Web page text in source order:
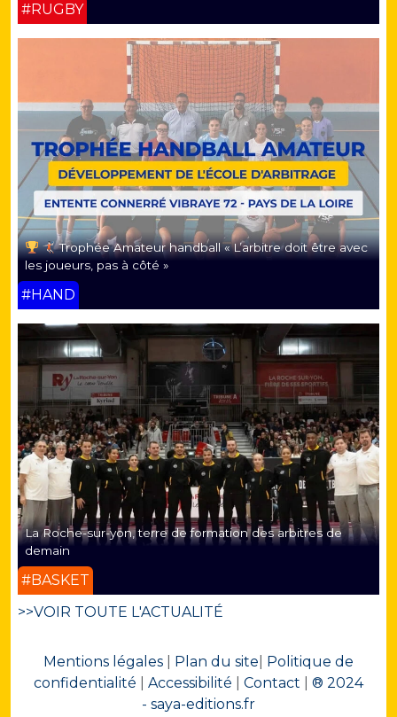
#RUGBY
Trophée Amateur handball « L’arbitre doit être avec
les joueurs, pas à côté »
#HAND
La Roche-sur-yon, terre de formation des arbitres de
demain
#BASKET
>>VOIR TOUTE L'ACTUALITÉ
Mentions légales Plan du site
Politique de
confidentialité
Accessibilité Contact
® 2024
- saya-editions.fr